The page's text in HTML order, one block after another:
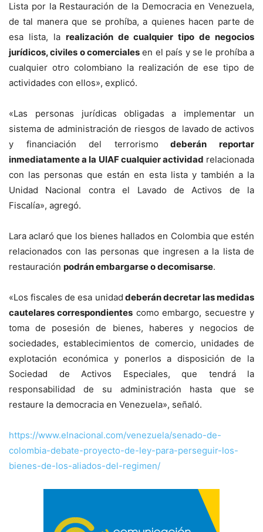
Lista por la Restauración de la Democracia en Venezuela,
de tal manera que se prohíba, a quienes hacen parte de
esa lista, la realización de cualquier tipo de negocios
jurídicos, civiles o comerciales en el país y se le prohíba a
cualquier otro colombiano la realización de ese tipo de
actividades con ellos», explicó.
«Las personas jurídicas obligadas a implementar un
sistema de administración de riesgos de lavado de activos
y financiación del terrorismo deberán reportar
inmediatamente a la UIAF cualquier actividad relacionada
con las personas que están en esta lista y también a la
Unidad Nacional contra el Lavado de Activos de la
Fiscalía», agregó.
Lara aclaró que los bienes hallados en Colombia que estén
relacionados con las personas que ingresen a la lista de
restauración podrán embargarse o decomisarse.
«Los fiscales de esa unidad deberán decretar las medidas
cautelares correspondientes como embargo, secuestre y
toma de posesión de bienes, haberes y negocios de
sociedades, establecimientos de comercio, unidades de
explotación económica y ponerlos a disposición de la
Sociedad de Activos Especiales, que tendrá la
responsabilidad de su administración hasta que se
restaure la democracia en Venezuela», señaló.
https://www.elnacional.com/venezuela/senado-de-
colombia-debate-proyecto-de-ley-para-perseguir-los-
bienes-de-los-aliados-del-regimen/